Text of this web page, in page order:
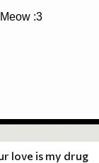
:3
love is my drug